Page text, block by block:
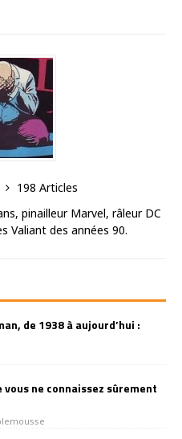
198 Articles
pinailleur Marvel, râleur DC
Valiant des années 90.
de 1938 à aujourd’hui :
vous ne connaissez sûrement